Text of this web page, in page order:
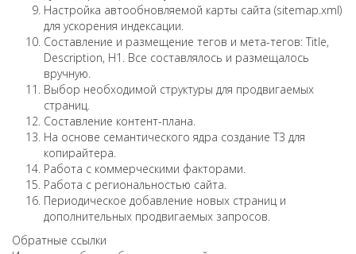
Настройка автообновляемой карты сайта (sitemap.xml)
для ускорения индексации.
Составление и размещение тегов и мета-тегов: Title,
Description, H1. Все составлялось и размещалось
вручную.
Выбор необходимой структуры для продвигаемых
страниц.
Составление контент-плана.
На основе семантического ядра создание ТЗ для
копирайтера.
Работа с коммерческими факторами.
Работа с региональностью сайта.
Периодическое добавление новых страниц и
дополнительных продвигаемых запросов.
Обратные ссылки